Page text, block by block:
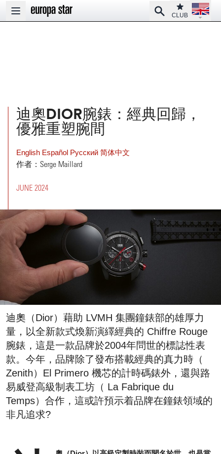
Open main menu
SearchClub
CLUB
Open
迪奧DIOR腕錶：經典回歸，
優雅重塑腕間
English Español Pусский 简体中文
作者：Serge Maillard
JUNE 2024
迪奧（Dior）藉助 LVMH 集團鐘錶部的雄厚力
量，以全新款式煥新演繹經典的 Chiffre Rouge
腕錶，這是一款品牌於2004年問世的標誌性表
款。今年，品牌除了發布搭載經典的真力時（
Zenith）El Primero 機芯的計時碼錶外，還與路
易威登高級制表工坊（ La Fabrique du
Temps）合作，這或許預示着品牌在鐘錶領域的
非凡追求?